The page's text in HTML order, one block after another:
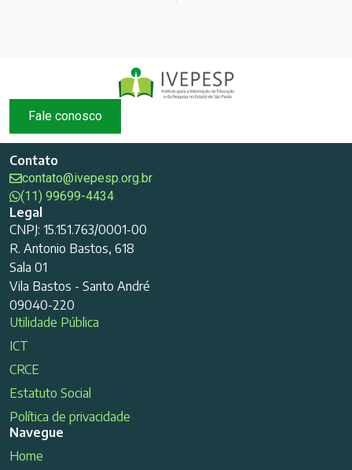
Fale conosco
Contato
contato@ivepesp.org.br
(11) 99699-4434
Legal
CNPJ: 15.151.763/0001-00
R. Antonio Bastos, 618
Sala 01
Vila Bastos - Santo André
09040-220
Utilidade Pública
ICT
CRCE
Estatuto Social
Política de privacidade
Navegue
Home